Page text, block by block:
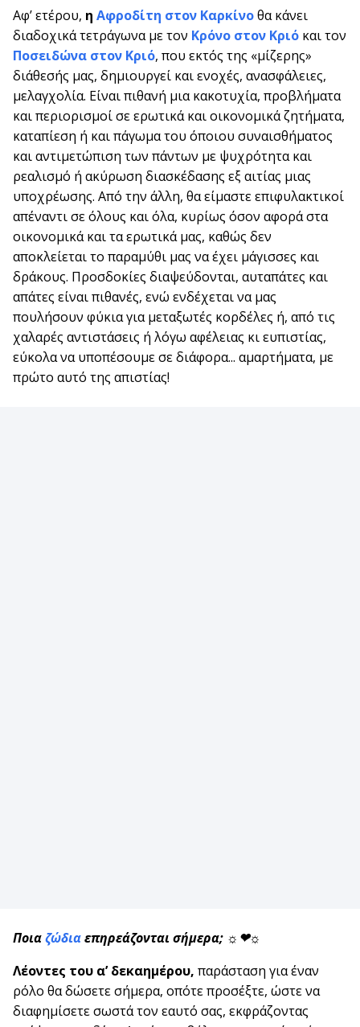
Αφ’ ετέρου, η Αφροδίτη στον Καρκίνοθα κάνει
διαδοχικά τετράγωνα με τον Κρόνο στον Κριό και τον
Ποσειδώνα στον Κριό, που εκτός της «μίζερης»
διάθεσής μας, δημιουργεί και ενοχές, ανασφάλειες,
μελαγχολία. Είναι πιθανή μια κακοτυχία, προβλήματα
και περιορισμοί σε ερωτικά και οικονομικά ζητήματα,
καταπίεση ή και πάγωμα του όποιου συναισθήματος
και αντιμετώπιση των πάντων με ψυχρότητα και
ρεαλισμό ή ακύρωση διασκέδασης εξ αιτίας μιας
υποχρέωσης. Από την άλλη, θα είμαστε επιφυλακτικοί
απέναντι σε όλους και όλα, κυρίως όσον αφορά στα
οικονομικά και τα ερωτικά μας, καθώς δεν
αποκλείεται το παραμύθι μας να έχει μάγισσες και
δράκους. Προσδοκίες διαψεύδονται, αυταπάτες και
απάτες είναι πιθανές, ενώ ενδέχεται να μας
πουλήσουν φύκια για μεταξωτές κορδέλες ή, από τις
χαλαρές αντιστάσεις ή λόγω αφέλειας κι ευπιστίας,
εύκολα να υποπέσουμε σε διάφορα... αμαρτήματα, με
πρώτο αυτό της απιστίας!
Ποιαζώδιαεπηρεάζονται σήμερα; ☼❤☼
Λέοντες του α’ δεκαημέρου, παράσταση για έναν
ρόλο θα δώσετε σήμερα, οπότε προσέξτε, ώστε να
διαφημίσετε σωστά τον εαυτό σας, εκφράζοντας